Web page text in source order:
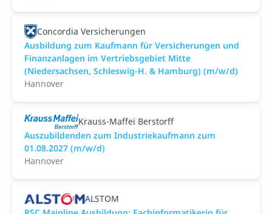
Concordia Versicherungen
Ausbildung zum Kaufmann für Versicherungen und
Finanzanlagen im Vertriebsgebiet Mitte
(Niedersachsen, Schleswig-H. & Hamburg) (m/w/d)
Hannover
Krauss-Maffei Berstorff
Auszubildenden zum Industriekaufmann zum
01.08.2027 (m/w/d)
Hannover
ALSTOM